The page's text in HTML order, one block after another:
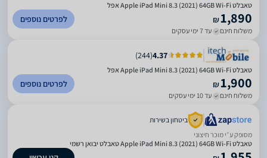
טאבלט Apple iPad Mini 8.3 (2021) 64GB Wi-Fi אפל
₪1,890
משלוח חינם עד 7 ימי עסקים
לפרטים נוספים
4.37
(
244
)
טאבלט Apple iPad Mini 8.3 (2021) 64GB Wi-Fi אפל
₪1,900
משלוח חינם עד 10 ימי עסקים
לפרטים נוספים
ביטחון בשירות
מסופק ע״י מוכר חיצוני
טאבלט Apple iPad Mini 8.3 (2021) 64GB Wi-Fi טאבלט יבואן רשמי